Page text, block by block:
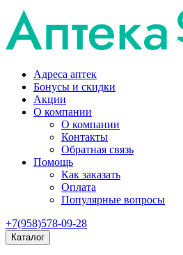
Адреса аптек
Бонусы и скидки
Акции
О компании
О компании
Контакты
Обратная связь
Помощь
Как заказать
Оплата
Популярные вопросы
+7(958)578-09-28
Каталог